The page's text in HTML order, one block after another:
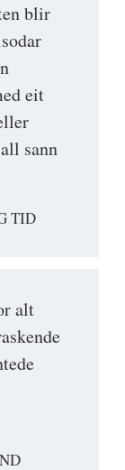
blir
eit
sann
TID
alt